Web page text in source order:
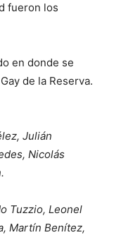
fueron los
en donde se
de la Reserva.
Julián
Nicolás
Tuzzio, Leonel
Martín Benítez,